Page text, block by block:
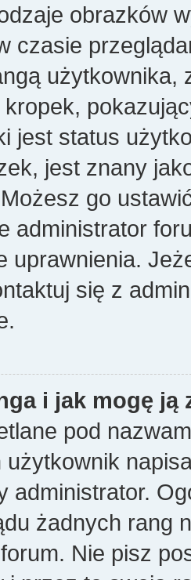
obrazków
czasie
użytkownika,
jest status
jest znany
go
administrator
uprawnienia.
się z
i jak mogę ją
pod
administrator.
żadnych rang
Nie pisz